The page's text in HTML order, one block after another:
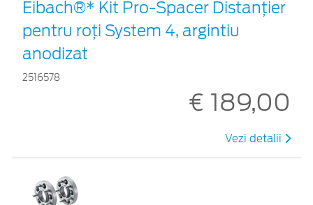
Eibach®* Kit Pro-Spacer Distanțier
pentru roți System 4, argintiu
anodizat
2516578
€ 189,00
Vezi detalii